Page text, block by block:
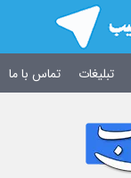
تبلیغات تماس با ما